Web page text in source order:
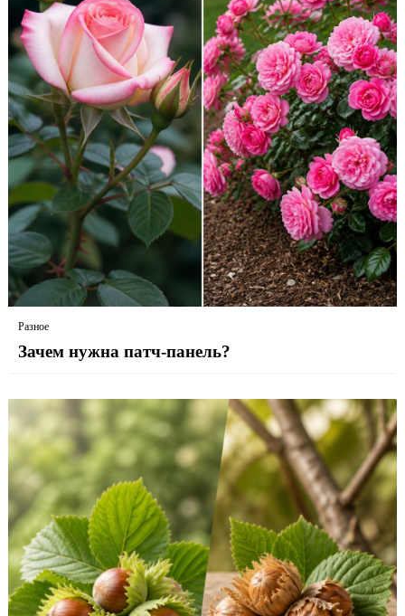
Разное
Зачем нужна патч-панель?